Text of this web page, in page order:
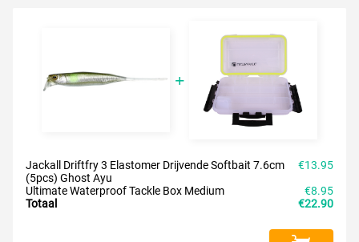
Jackall Driftfry 3 Elastomer Drijvende Softbait 7.6cm
(5pcs) Ghost Ayu
€13.95
Ultimate Waterproof Tackle Box Medium
€8.95
Totaal
€22.90